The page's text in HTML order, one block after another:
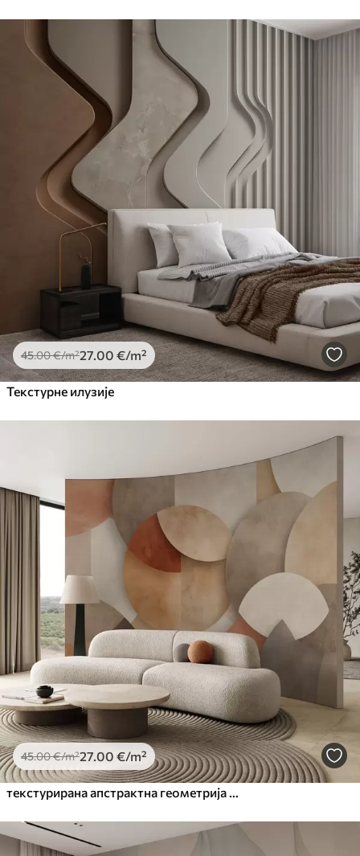
45.00€/m²27 .00 €/m²
Текстурне илузије
45.00€/m²27 .00 €/m²